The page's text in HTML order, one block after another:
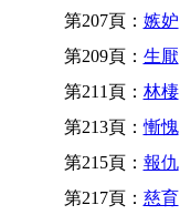
第207頁： 嫉妒
第209頁： 生厭
第211頁： 林棲
第213頁：慚愧
第215頁： 報仇
第217頁： 慈育